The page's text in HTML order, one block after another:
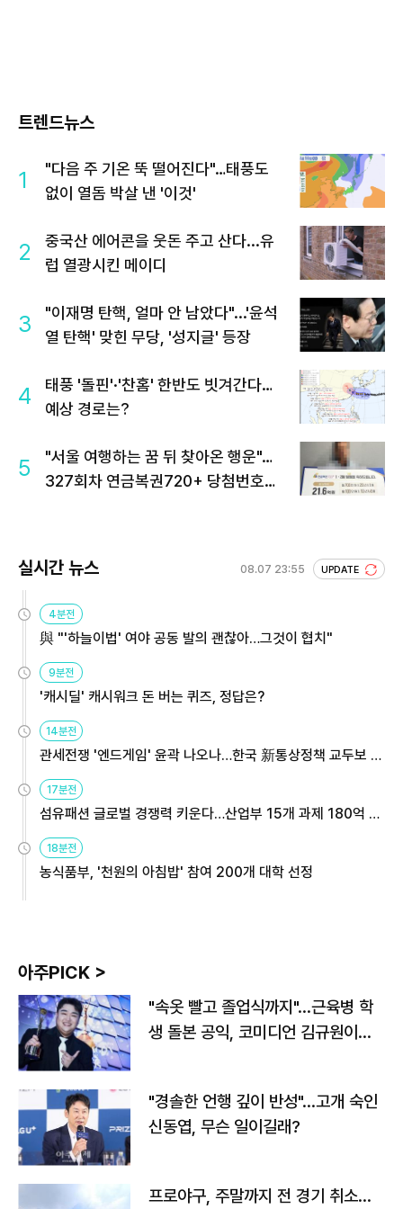
트렌드뉴스
1
"다음 주 기온 뚝 떨어진다"…태풍도
없이 열돔 박살 낸 '이것'
2
중국산 에어콘을 웃돈 주고 산다...유
럽 열광시킨 메이디
3
"이재명 탄핵, 얼마 안 남았다"...'윤석
열 탄핵' 맞힌 무당, '성지글' 등장
4
태풍 '돌핀'·'찬홈' 한반도 빗겨간다…
예상 경로는?
5
"서울 여행하는 꿈 뒤 찾아온 행운"…
327회차 연금복권720+ 당첨번호조
실시간 뉴스 08.07 23:55 UPDATE
4분전
與 "'하늘이법' 여야 공동 발의 괜찮아…그것이 협치"
9분전
'캐시딜' 캐시워크 돈 버는 퀴즈, 정답은?
14분전
관세전쟁 '엔드게임' 윤곽 나오나…한국 新통상정책 교두보 활
용해야
17분전
섬유패션 글로벌 경쟁력 키운다…산업부 15개 과제 180억 지
원
18분전
농식품부, '천원의 아침밥' 참여 200개 대학 선정
아주PICK >
"속옷 빨고 졸업식까지"…근육병 학
생 돌본 공익, 코미디언 김규원이었
"경솔한 언행 깊이 반성"…고개 숙인
신동엽, 무슨 일이길래?
프로야구, 주말까지 전 경기 취소…